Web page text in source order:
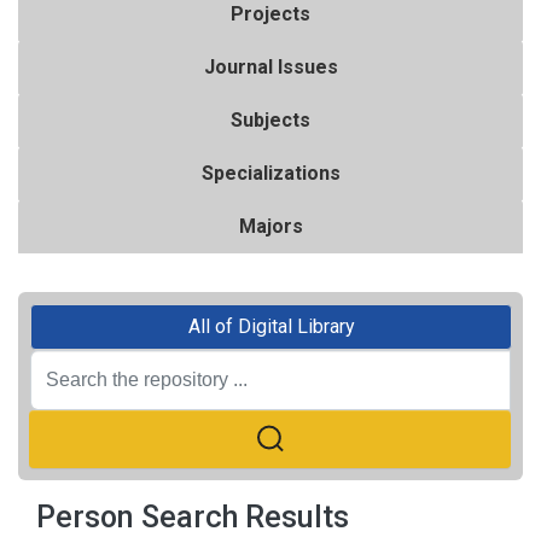
Projects
Journal Issues
Subjects
Specializations
Majors
All of Digital Library
Person Search Results